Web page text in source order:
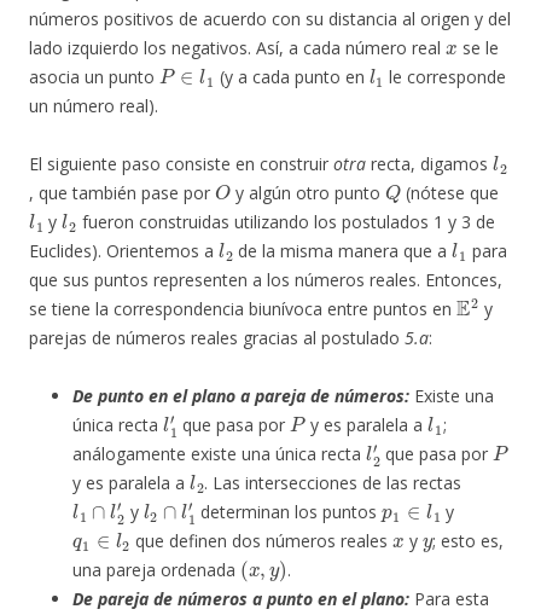
números positivos de acuerdo con su distancia al origen y del
lado izquierdo los negativos. Así, a cada número real
x
se le
asocia un punto
P∈l1
(y a cada punto en
l1
le corresponde
un número real).
El siguiente paso consiste en construir otra recta, digamos
l
, que también pase por
O
y algún otro punto
Q
(nótese que
l1
y
l 2
fueron construidas utilizando los postulados 1 y 3 de
Euclides). Orientemos a
l2
de la misma manera que a
l1
para
que sus puntos representen a los números reales. Entonces,
se tiene la correspondencia biunívoca entre puntos en
E2
y
parejas de números reales gracias al postulado 5.a:
De punto en el plano a pareja de números: Existe una
única recta
l1′
que pasa por
P
y es paralela a
l1
;
análogamente existe una única recta
l2′
que pasa por
P
y es paralela a
l2
. Las intersecciones de las rectas
l 1∩ l2′
y
l2∩ l1′
determinan los puntos
p1 ∈l1
y
q 1 ∈l2
que definen dos números reales
x
y
y
; esto es,
una pareja ordenada
(x, y)
.
De pareja de números a punto en el plano: Para esta